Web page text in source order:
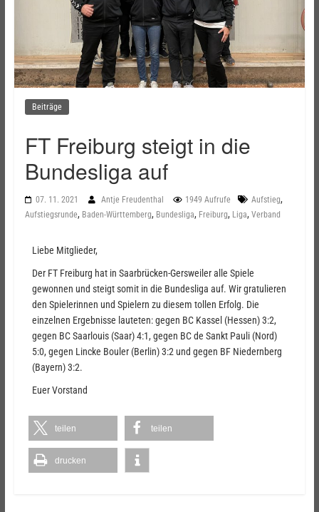
Beiträge
FT Freiburg steigt in die
Bundesliga auf
07. 11. 2021 Antje Freudenthal 1949 Aufrufe Aufstieg,
Aufstiegsrunde, Baden-Württemberg, Bundesliga, Freiburg, Liga, Verband
Liebe Mitglieder,
Der FT Freiburg hat in Saarbrücken-Gersweiler alle Spiele
gewonnen und steigt somit in die Bundesliga auf. Wir gratulieren
den Spielerinnen und Spielern zu diesem tollen Erfolg. Die
einzelnen Ergebnisse lauteten: gegen BC Kassel (Hessen) 3:2,
gegen BC Saarlouis (Saar) 4:1, gegen BC de Sankt Pauli (Nord)
5:0, gegen Lincke Bouler (Berlin) 3:2 und gegen BF Niedernberg
(Bayern) 3:2.
Euer Vorstand
teilen teilen
drucken